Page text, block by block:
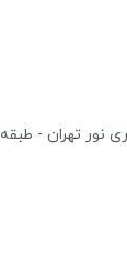
- طبقه 3 - واحد 11060